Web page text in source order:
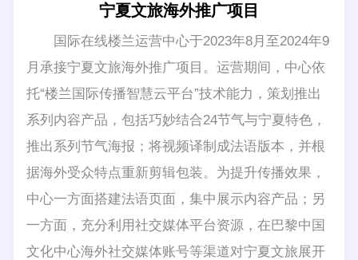
宁夏文旅海外推广项目
国际在线楼兰运营中心于2023年8月至2024年9
月承接宁夏文旅海外推广项目。运营期间，中心依
托“楼兰国际传播智慧云平台”技术能力，策划推出
系列内容产品，包括巧妙结合24节气与宁夏特色，
推出系列节气海报；将视频译制成法语版本，并根
据海外受众特点重新剪辑包装。为提升传播效果，
中心一方面搭建法语页面，集中展示内容产品；另
一方面，充分利用社交媒体平台资源，在巴黎中国
文化中心海外社交媒体账号等渠道对宁夏文旅展开